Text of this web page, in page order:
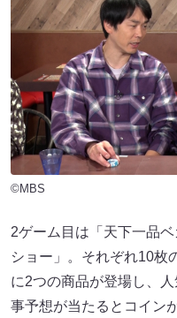
©MBS
2ゲーム目は「天下一品
ショー」。それぞれ10枚
に2つの商品が登場し、
事予想が当たるとコイン